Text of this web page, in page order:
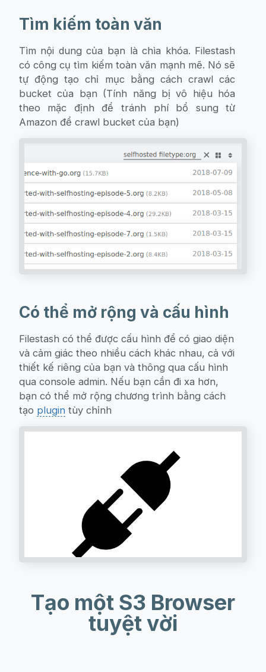
Tìm kiếm toàn văn
Tìm nội dung của bạn là chìa khóa. Filestash
có công cụ tìm kiếm toàn văn mạnh mẽ. Nó sẽ
tự động tạo chỉ mục bằng cách crawl các
bucket của bạn (Tính năng bị vô hiệu hóa
theo mặc định để tránh phí bổ sung từ
Amazon để crawl bucket của bạn)
Có thể mở rộng và cấu hình
Filestash có thể được cấu hình để có giao diện
và cảm giác theo nhiều cách khác nhau, cả với
thiết kế riêng của bạn và thông qua cấu hình
qua console admin. Nếu bạn cần đi xa hơn,
bạn có thể mở rộng chương trình bằng cách
tạo plugintùy chỉnh
Tạo một S3 Browser
tuyệt vời